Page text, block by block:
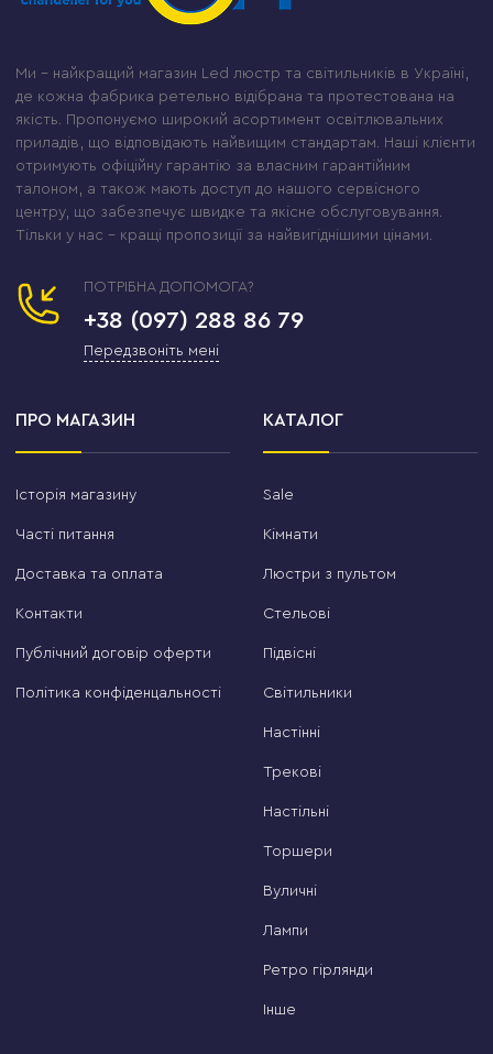
Ми – найкращий магазин Led люстр та світильників в Україні,
де кожна фабрика ретельно відібрана та протестована на
якість. Пропонуємо широкий асортимент освітлювальних
приладів, що відповідають найвищим стандартам. Наші клієнти
отримують офіційну гарантію за власним гарантійним
талоном, а також мають доступ до нашого сервісного
центру, що забезпечує швидке та якісне обслуговування.
Тільки у нас – кращі пропозиції за найвигіднішими цінами.
ПОТРІБНА ДОПОМОГА?
+38 (097) 288 86 79
Передзвоніть мені
ПРО МАГАЗИН
Історія магазину
Часті питання
Доставка та оплата
Контакти
Публічний договір оферти
Політика конфіденцальності
КАТАЛОГ
Sale
Кімнати
Люстри з пультом
Стельові
Підвісні
Світильники
Настінні
Трекові
Настільні
Торшери
Вуличні
Лампи
Ретро гірлянди
Інше